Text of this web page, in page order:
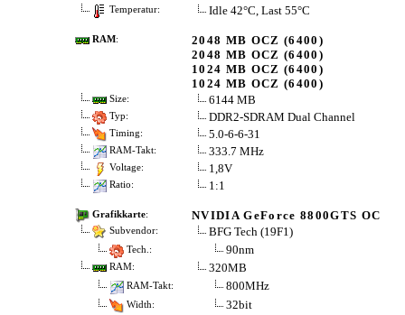
Temperatur: Idle 42°C, Last 55°C
RAM:
2048 MB OCZ (6400)
2048 MB OCZ (6400)
1024 MB OCZ (6400)
1024 MB OCZ (6400)
Size: 6144 MB
Typ: DDR2-SDRAM Dual Channel
Timing: 5.0-6-6-31
RAM-Takt: 333.7 MHz
Voltage: 1,8V
Ratio: 1:1
Grafikkarte: NVIDIA GeForce 8800GTS OC
Subvendor: BFG Tech (19F1)
Tech.: 90nm
RAM: 320MB
RAM-Takt: 800MHz
Width: 32bit